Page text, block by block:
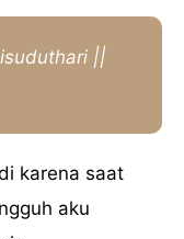
||
karena saat
aku